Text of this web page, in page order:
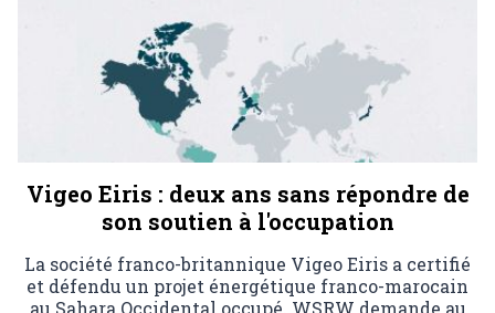
Vigeo Eiris : deux ans sans répondre de
son soutien à l'occupation
La société franco-britannique Vigeo Eiris a certifié
et défendu un projet énergétique franco-marocain